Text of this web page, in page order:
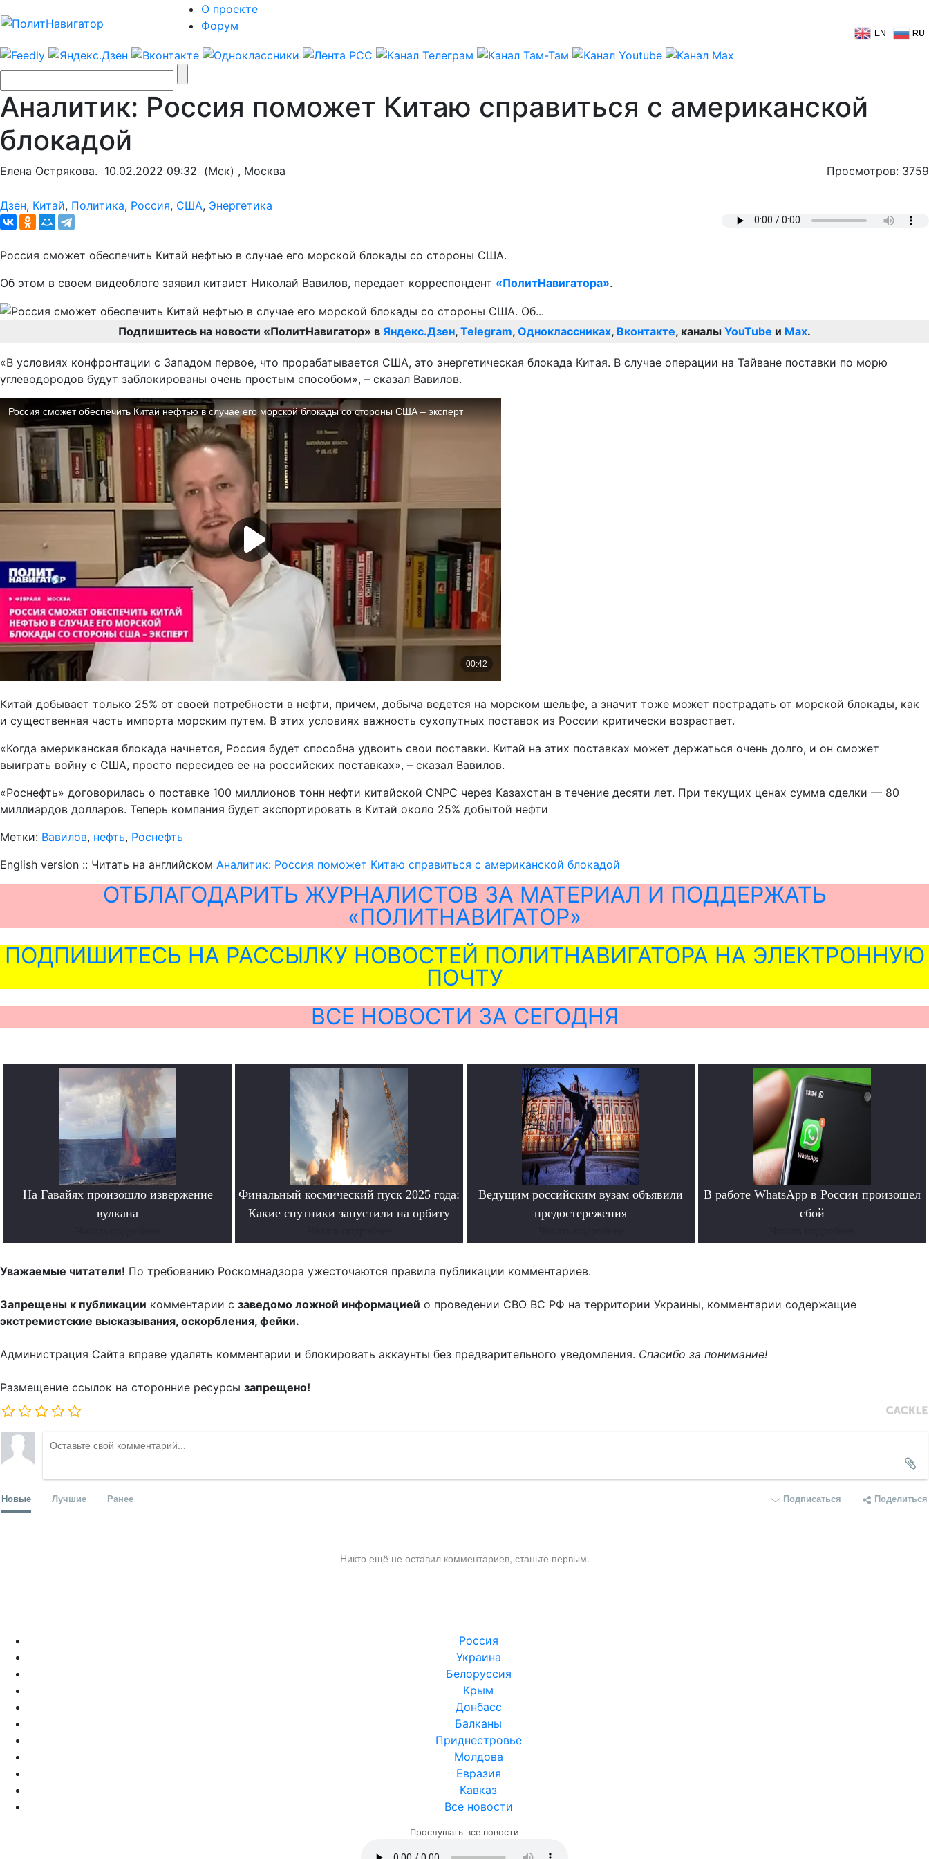
О проекте
Форум
EN RU
Аналитик: Россия поможет Китаю справиться с американской
блокадой
Елена Острякова. 10.02.2022 09:32 (Мск) , Москва Просмотров: 3759
Дзен, Китай, Политика, Россия, США, Энергетика
Россия сможет обеспечить Китай нефтью в случае его морской блокады со стороны США.
Об этом в своем видеоблоге заявил китаист Николай Вавилов, передает корреспондент «ПолитНавигатора».
Подпишитесь на новости «ПолитНавигатор» в Яндекс.Дзен, Telegram, Одноклассниках, Вконтакте, каналы YouTube и Max.
«В условиях конфронтации с Западом первое, что прорабатывается США, это энергетическая блокада Китая. В случае операции на Тайване поставки по морю
углеводородов будут заблокированы очень простым способом», – сказал Вавилов.
Китай добывает только 25% от своей потребности в нефти, причем, добыча ведется на морском шельфе, а значит тоже может пострадать от морской блокады, как
и существенная часть импорта морским путем. В этих условиях важность сухопутных поставок из России критически возрастает.
«Когда американская блокада начнется, Россия будет способна удвоить свои поставки. Китай на этих поставках может держаться очень долго, и он сможет
выиграть войну с США, просто пересидев ее на российских поставках», – сказал Вавилов.
«Роснефть» договорилась о поставке 100 миллионов тонн нефти китайской CNPC через Казахстан в течение десяти лет. При текущих ценах сумма сделки — 80
миллиардов долларов. Теперь компания будет экспортировать в Китай около 25% добытой нефти
Метки: Вавилов, нефть, Роснефть
English version :: Читать на английском Аналитик: Россия поможет Китаю справиться с американской блокадой
ОТБЛАГОДАРИТЬ ЖУРНАЛИСТОВ ЗА МАТЕРИАЛ И ПОДДЕРЖАТЬ
«ПОЛИТНАВИГАТОР»
ПОДПИШИТЕСЬ НА РАССЫЛКУ НОВОСТЕЙ ПОЛИТНАВИГАТОРА НА ЭЛЕКТРОННУЮ
ПОЧТУ
ВСЕ НОВОСТИ ЗА СЕГОДНЯ
На Гавайях произошло извержение
вулкана
Финальный космический пуск 2025 года:
Какие спутники запустили на орбиту
Ведущим российским вузам объявили
предостережения
В работе WhatsApp в России произошел
сбой
Уважаемые читатели! По требованию Роскомнадзора ужесточаются правила публикации комментариев.
Запрещены к публикации комментарии с заведомо ложной информацией о проведении СВО ВС РФ на территории Украины, комментарии содержащие
экстремистские высказывания, оскорбления, фейки.
Администрация Сайта вправе удалять комментарии и блокировать аккаунты без предварительного уведомления. Спасибо за понимание!
Размещение ссылок на сторонние ресурсы запрещено!
Новые Лучшие Ранее Подписаться Поделиться
Никто ещё не оставил комментариев, станьте первым.
Россия
Украина
Белоруссия
Крым
Донбасс
Балканы
Приднестровье
Молдова
Евразия
Кавказ
Все новости
Прослушать все новости